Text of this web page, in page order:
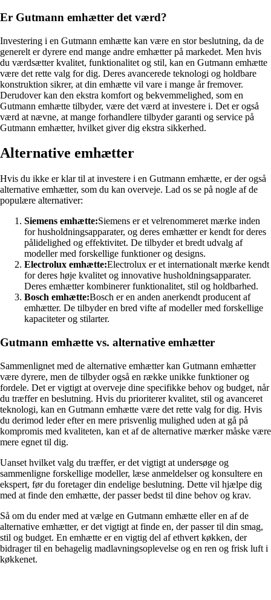
Er Gutmann emhætter det værd?
Investering i en Gutmann emhætte kan være en stor beslutning, da de
generelt er dyrere end mange andre emhætter på markedet. Men hvis
du værdsætter kvalitet, funktionalitet og stil, kan en Gutmann emhætte
være det rette valg for dig. Deres avancerede teknologi og holdbare
konstruktion sikrer, at din emhætte vil vare i mange år fremover.
Derudover kan den ekstra komfort og bekvemmelighed, som en
Gutmann emhætte tilbyder, være det værd at investere i. Det er også
værd at nævne, at mange forhandlere tilbyder garanti og service på
Gutmann emhætter, hvilket giver dig ekstra sikkerhed.
Alternative emhætter
Hvis du ikke er klar til at investere i en Gutmann emhætte, er der også
alternative emhætter, som du kan overveje. Lad os se på nogle af de
populære alternativer:
Siemens emhætte:Siemens er et velrenommeret mærke inden
for husholdningsapparater, og deres emhætter er kendt for deres
pålidelighed og effektivitet. De tilbyder et bredt udvalg af
modeller med forskellige funktioner og designs.
Electrolux emhætte:Electrolux er et internationalt mærke kendt
for deres høje kvalitet og innovative husholdningsapparater.
Deres emhætter kombinerer funktionalitet, stil og holdbarhed.
Bosch emhætte:Bosch er en anden anerkendt producent af
emhætter. De tilbyder en bred vifte af modeller med forskellige
kapaciteter og stilarter.
Gutmann emhætte vs. alternative emhætter
Sammenlignet med de alternative emhætter kan Gutmann emhætter
være dyrere, men de tilbyder også en række unikke funktioner og
fordele. Det er vigtigt at overveje dine specifikke behov og budget, når
du træffer en beslutning. Hvis du prioriterer kvalitet, stil og avanceret
teknologi, kan en Gutmann emhætte være det rette valg for dig. Hvis
du derimod leder efter en mere prisvenlig mulighed uden at gå på
kompromis med kvaliteten, kan et af de alternative mærker måske være
mere egnet til dig.
Uanset hvilket valg du træffer, er det vigtigt at undersøge og
sammenligne forskellige modeller, læse anmeldelser og konsultere en
ekspert, før du foretager din endelige beslutning. Dette vil hjælpe dig
med at finde den emhætte, der passer bedst til dine behov og krav.
Så om du ender med at vælge en Gutmann emhætte eller en af de
alternative emhætter, er det vigtigt at finde en, der passer til din smag,
stil og budget. En emhætte er en vigtig del af ethvert køkken, der
bidrager til en behagelig madlavningsoplevelse og en ren og frisk luft i
køkkenet.